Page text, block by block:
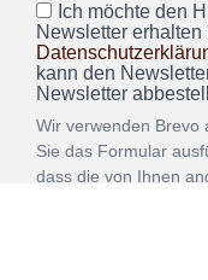
Ich möchte den
Newsletter
kann den
Newsletter
Wir verwenden Brevo
Sie das Formular
dass die von Ihnen